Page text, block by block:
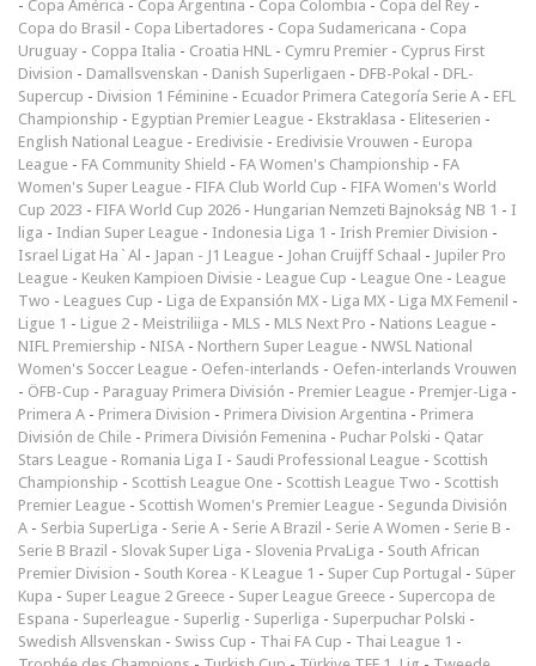
- Copa América - Copa Argentina - Copa Colombia - Copa del Rey -
Copa do Brasil - Copa Libertadores - Copa Sudamericana - Copa
Uruguay - Coppa Italia - Croatia HNL - Cymru Premier - Cyprus First
Division - Damallsvenskan - Danish Superligaen - DFB-Pokal - DFL-
Supercup - Division 1 Féminine - Ecuador Primera Categoría Serie A - EFL
Championship - Egyptian Premier League - Ekstraklasa - Eliteserien -
English National League - Eredivisie - Eredivisie Vrouwen - Europa
League - FA Community Shield - FA Women's Championship - FA
Women's Super League - FIFA Club World Cup - FIFA Women's World
Cup 2023 - FIFA World Cup 2026 - Hungarian Nemzeti Bajnokság NB 1 - I
liga - Indian Super League - Indonesia Liga 1 - Irish Premier Division -
Israel Ligat Ha`Al - Japan - J1 League - Johan Cruijff Schaal - Jupiler Pro
League - Keuken Kampioen Divisie - League Cup - League One - League
Two - Leagues Cup - Liga de Expansión MX - Liga MX - Liga MX Femenil -
Ligue 1 - Ligue 2 - Meistriliiga - MLS - MLS Next Pro - Nations League -
NIFL Premiership - NISA - Northern Super League - NWSL National
Women's Soccer League - Oefen-interlands - Oefen-interlands Vrouwen
- ÖFB-Cup - Paraguay Primera División - Premier League - Premjer-Liga -
Primera A - Primera Division - Primera Division Argentina - Primera
División de Chile - Primera División Femenina - Puchar Polski - Qatar
Stars League - Romania Liga I - Saudi Professional League - Scottish
Championship - Scottish League One - Scottish League Two - Scottish
Premier League - Scottish Women's Premier League - Segunda División
A - Serbia SuperLiga - Serie A - Serie A Brazil - Serie A Women - Serie B -
Serie B Brazil - Slovak Super Liga - Slovenia PrvaLiga - South African
Premier Division - South Korea - K League 1 - Super Cup Portugal - Süper
Kupa - Super League 2 Greece - Super League Greece - Supercopa de
Espana - Superleague - Superlig - Superliga - Superpuchar Polski -
Swedish Allsvenskan - Swiss Cup - Thai FA Cup - Thai League 1 -